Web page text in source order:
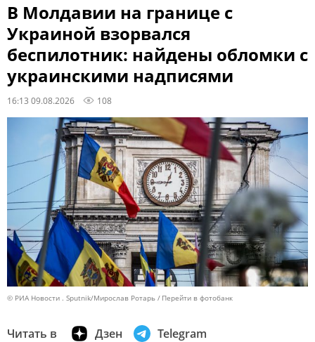
В Молдавии на границе с
Украиной взорвался
беспилотник: найдены обломки с
украинскими надписями
16:13 09.08.2026 108
© РИА Новости . Sputnik/Мирослав Ротарь Перейти в фотобанк
Читать в Дзен Telegram